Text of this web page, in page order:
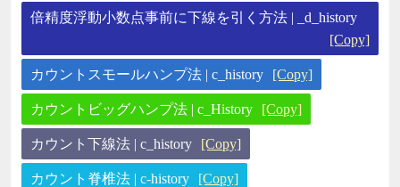
倍精度浮動小数点事前に下線を引く方法 | _d_history
[Copy]
カウントスモールハンプ法 | c_history [Copy]
カウントビッグハンプ法 | c_History [Copy]
カウント下線法 | c_history [Copy]
カウント脊椎法 | c-history [Copy]